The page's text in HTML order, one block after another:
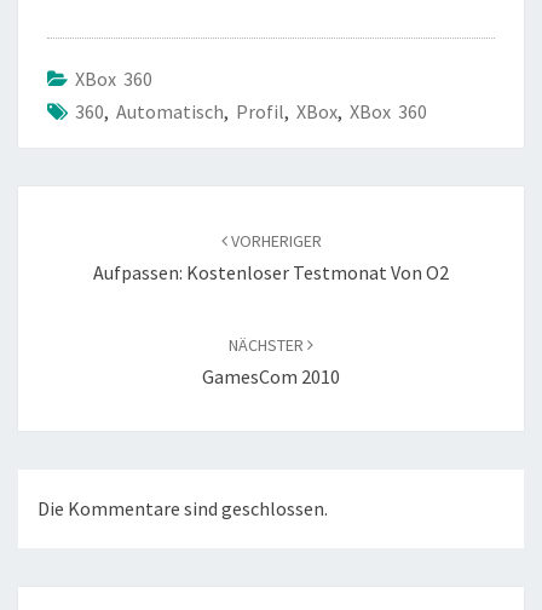
XBox 360
360, Automatisch, Profil, XBox, XBox 360
VORHERIGER
Aufpassen: Kostenloser Testmonat Von O2
NÄCHSTER
GamesCom 2010
Die Kommentare sind geschlossen.